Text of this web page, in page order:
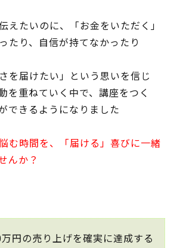
えたいのに、「お金をいただく」
たり、自信が持てなかったり
を届けたい」という思いを信じ
を重ねていく中で、講座をつく
できるようになりました
む時間を、「届ける」喜びに一緒
んか？
円の売り上げを確実に達成する